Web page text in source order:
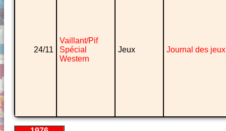
24/11
Vaillant/Pif
Spécial
Western
Jeux Journal des jeux